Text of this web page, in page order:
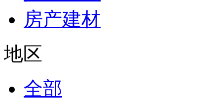
房产建材
地区
全部